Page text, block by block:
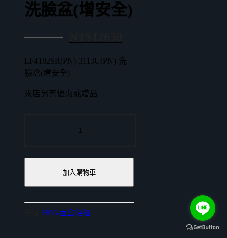
洗臉盆(增安全)
NT$25300
LF4182SR(PN)-3113U(PN)-洗
臉盆(增安全)
來店另有優惠或贈品
洗
(增
數
量
加入購物車
HCG-面盆/浴櫃